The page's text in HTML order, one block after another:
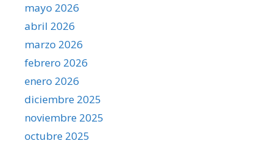
mayo 2026
abril 2026
marzo 2026
febrero 2026
enero 2026
diciembre 2025
noviembre 2025
octubre 2025